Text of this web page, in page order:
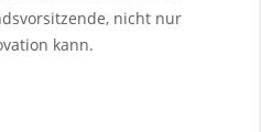
nicht nur
kann.